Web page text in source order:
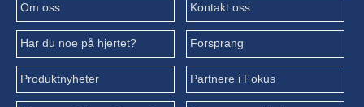
Om oss Kontakt oss
Har du noe på hjertet? Forsprang
Produktnyheter Partnere i Fokus